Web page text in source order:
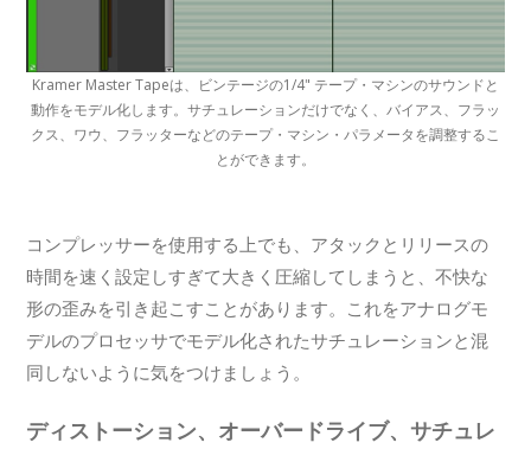
Kramer Master Tapeは、ビンテージの1/4" テープ・マシンのサウンドと
動作をモデル化します。サチュレーションだけでなく、バイアス、フラッ
クス、ワウ、フラッターなどのテープ・マシン・パラメータを調整するこ
とができます。
コンプレッサーを使用する上でも、アタックとリリースの
時間を速く設定しすぎて大きく圧縮してしまうと、不快な
形の歪みを引き起こすことがあります。これをアナログモ
デルのプロセッサでモデル化されたサチュレーションと混
同しないように気をつけましょう。
ディストーション、オーバードライブ、サチュレ